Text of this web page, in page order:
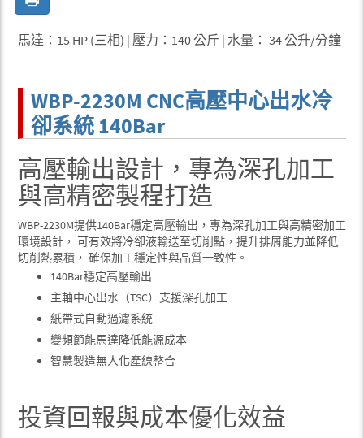
馬達：15 HP (三相) | 壓力：140 公斤 | 水量： 34 公升/分鐘
WBP-2230M CNC高壓中心出水冷
卻系統 140Bar
高壓輸出設計，專為深孔加工
與高精密製程打造
WBP-2230M提供140Bar穩定高壓輸出，專為深孔加工與高精密加工
環境設計， 可有效將冷卻液輸送至切削點，提升排屑能力並降低
切削熱累積， 確保加工穩定性與品質一致性。
140Bar穩定高壓輸出
主軸中心出水（TSC）支援深孔加工
紙帶式自動過濾系統
變頻節能馬達降低能源成本
智慧製造無人化產線整合
投資回報與成本優化效益